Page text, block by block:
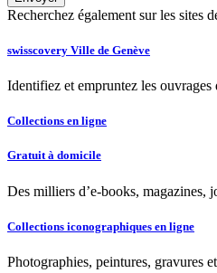
Recherchez également sur les sites
swisscovery Ville de Genève
Identifiez et empruntez les
Collections en ligne
Gratuit à domicile
Des milliers d’e-books, magazines,
Collections iconographiques en ligne
Photographies, peintures, gravures